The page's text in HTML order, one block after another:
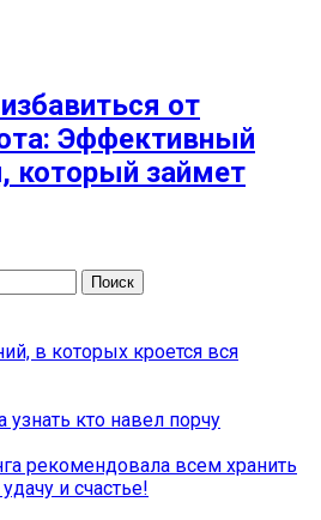
от
Эффективный
который займет
в которых кроется вся
кто навел порчу
рекомендовала всем хранить
и счастье!